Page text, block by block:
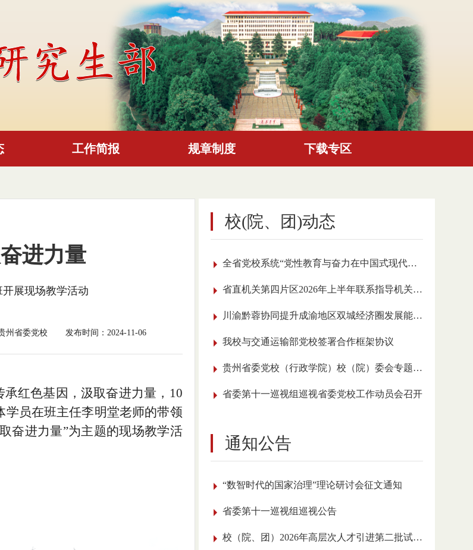
工作简报 规章制度 下载专区
进力量
展现场教学活动
州省委党校 发布时间：2024-11-06
承红色基因，汲取奋进力量， 10
学员在班主任李明堂老师的带领
奋进力量”为主题的现场教学活
校(院、团)动态
全省党校系统“党性教育与奋力在中国式现代化进程中展现贵州新风采”理论研讨会召开
省直机关第四片区2026年上半年联系指导机关党建工作会议在我校召开
川渝黔蓉协同提升成渝地区双城经济圈发展能级学术研讨会在贵阳举行
我校与交通运输部党校签署合作框架协议
贵州省委党校（行政学院）校（院）委会专题传达学习全国党校（行政学院）校长 （院长）会议精神
省委第十一巡视组巡视省委党校工作动员会召开
通知公告
“数智时代的国家治理”理论研讨会征文通知
省委第十一巡视组巡视公告
校（院、团）2026年高层次人才引进第二批试讲人员名单公告